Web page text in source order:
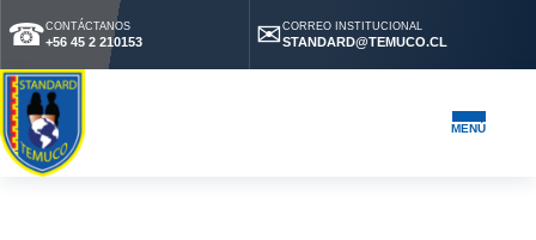
☎CONTÁCTANOS
+56 45 2 210153 ✉CORREO INSTITUCIONAL
STANDARD@TEMUCO.CL
MENÚ